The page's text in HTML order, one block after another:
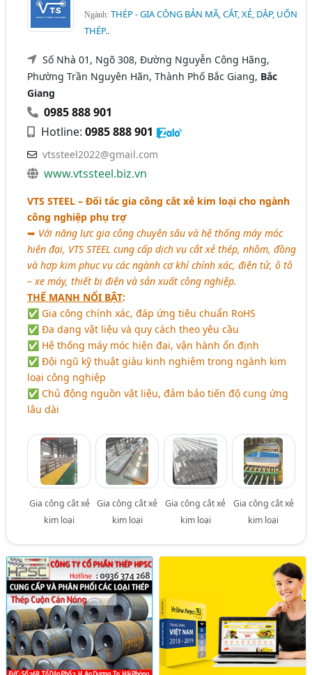
Ngành:THÉP - GIA CÔNG BẢN MÃ, CẮT, XẺ, DẬP, UỐN
THÉP..
Số Nhà 01, Ngõ 308, Đường Nguyễn Công Hãng,
Phường Trần Nguyên Hãn, Thành Phố Bắc Giang, Bắc
Giang
0985 888 901
Hotline:0985 888 901
vtssteel2022@gmail.com
www.vtssteel.biz.vn
VTS STEEL – Đối tác gia công cắt xẻ kim loại cho ngành
công nghiệp phụ trợ
➥ Với năng lực gia công chuyên sâu và hệ thống máy móc
hiện đại, VTS STEEL cung cấp dịch vụ cắt xẻ thép, nhôm, đồng
và hợp kim phục vụ các ngành cơ khí chính xác, điện tử, ô tô
– xe máy, thiết bị điện và sản xuất công nghiệp.
THẾ MẠNH NỔI BẬT:
✅ Gia công chính xác, đáp ứng tiêu chuẩn RoHS
✅ Đa dạng vật liệu và quy cách theo yêu cầu
✅ Hệ thống máy móc hiện đại, vận hành ổn định
✅ Đội ngũ kỹ thuật giàu kinh nghiệm trong ngành kim
loại công nghiệp
✅ Chủ động nguồn vật liệu, đảm bảo tiến độ cung ứng
lâu dài
Gia công cắt xẻ
kim loại
Gia công cắt xẻ
kim loại
Gia công cắt xẻ
kim loại
Gia công cắt xẻ
kim loại